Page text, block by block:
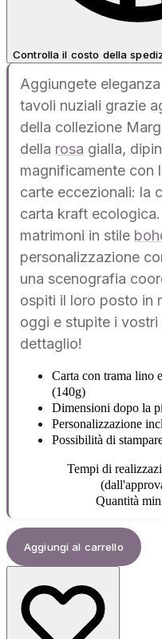
Controlla il costo della
Aggiungete
tavoli nuziali grazie
della collezione
della rosa gialla,
magnificamente con
carte eccezionali: la
carta kraft
matrimoni in stile
personalizzazione
una scenografia
ospiti il loro posto in
oggi e stupite i
dettaglio!
Carta con trama lino
(140g)
Dimensioni dopo la
Personalizzazione
Possibilità di
Tempi di
Quantità
Aggiungi al carrello